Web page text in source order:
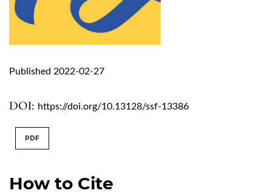
DOI: https://doi.org/10.13128/ssf-13386
Published 2022-02-27
How to Cite
PDF